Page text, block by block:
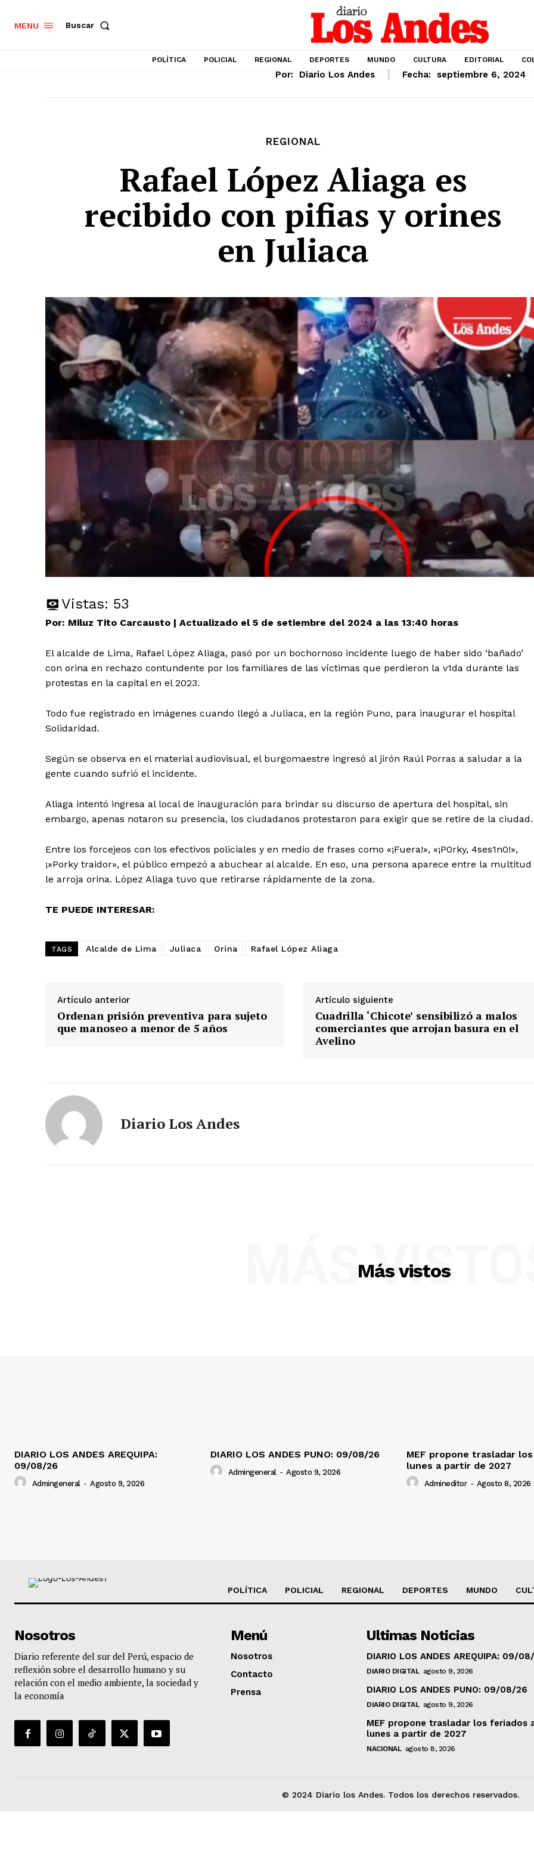
SUSCRIBETE
MENU Buscar
POLÍTICA POLICIAL REGIONAL DEPORTES MUNDO CULTURA EDITORIAL
Por: Diario Los Andes Fecha: septiembre 6, 2024
REGIONAL
Rafael López Aliaga es
recibido con pifias y orines
en Juliaca
Vistas: 53
Por: Miluz Tito Carcausto | Actualizado el 5 de setiembre del 2024 a las 13:40 horas
El alcalde de Lima, Rafael López Aliaga, pasó por un bochornoso incidente luego de haber sido ‘bañado’
con orina en rechazo contundente por los familiares de las víctimas que perdieron la v1da durante las
protestas en la capital en el 2023.
Todo fue registrado en imágenes cuando llegó a Juliaca, en la región Puno, para inaugurar el hospital
Solidaridad.
Según se observa en el material audiovisual, el burgomaestre ingresó al jirón Raúl Porras a saludar a la
gente cuando sufrió el incidente.
Aliaga intentó ingresa al local de inauguración para brindar su discurso de apertura del hospital, sin
embargo, apenas notaron su presencia, los ciudadanos protestaron para exigir que se retire de la ciudad.
Entre los forcejeos con los efectivos policiales y en medio de frases como «¡Fuera!», «¡P0rky, 4ses1n0!»,
¡»Porky traidor», el público empezó a abuchear al alcalde. En eso, una persona aparece entre la multitud
le arroja orina. López Aliaga tuvo que retirarse rápidamente de la zona.
TE PUEDE INTERESAR:
TAGS Alcalde de Lima Juliaca Orina Rafael López Aliaga
Artículo anterior
Ordenan prisión preventiva para sujeto
que manoseo a menor de 5 años
Artículo siguiente
Cuadrilla ‘Chicote’ sensibilizó a malos
comerciantes que arrojan basura en el
Avelino
Diario Los Andes
Más vistos
MÁS
DIARIO LOS ANDES AREQUIPA:
09/08/26
Admingeneral - Agosto 9, 2026
DIARIO LOS ANDES PUNO: 09/08/26
Admingeneral - Agosto 9, 2026
MEF propone trasladar
lunes a partir de 2027
Admineditor - Agosto 8, 2026
POLÍTICA POLICIAL REGIONAL DEPORTES MUNDO
Nosotros
Diario referente del sur del Perú, espacio de
reflexión sobre el desarrollo humano y su
relación con el medio ambiente, la sociedad y
la economía
Menú
Nosotros
Contacto
Prensa
Ultimas Noticias
DIARIO LOS ANDES AREQUIPA: 09/
DIARIO DIGITAL agosto 9, 2026
DIARIO LOS ANDES PUNO: 09/08/26
DIARIO DIGITAL agosto 9, 2026
MEF propone trasladar los feriados
lunes a partir de 2027
NACIONAL agosto 8, 2026
© 2024 Diario los Andes. Todos los derechos reservados.